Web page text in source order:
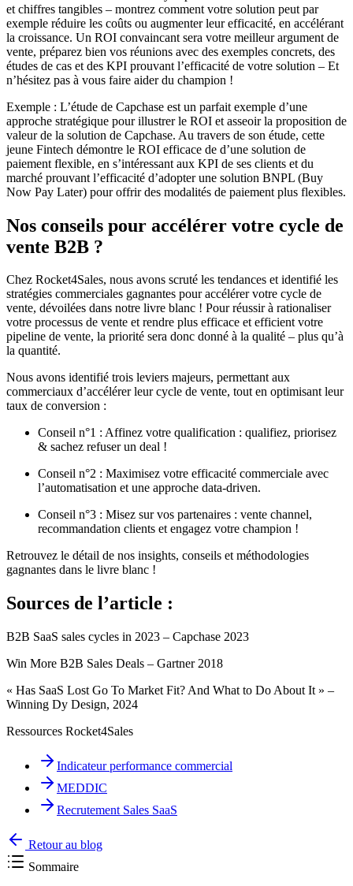
et chiffres tangibles – montrez comment votre solution peut par
exemple réduire les coûts ou augmenter leur efficacité, en accélérant
la croissance. Un ROI convaincant sera votre meilleur argument de
vente, préparez bien vos réunions avec des exemples concrets, des
études de cas et des KPI prouvant l’efficacité de votre solution – Et
n’hésitez pas à vous faire aider du champion !
Exemple : L’étude de Capchase est un parfait exemple d’une
approche stratégique pour illustrer le ROI et asseoir la proposition de
valeur de la solution de Capchase. Au travers de son étude, cette
jeune Fintech démontre le ROI efficace de d’une solution de
paiement flexible, en s’intéressant aux KPI de ses clients et du
marché prouvant l’efficacité d’adopter une solution BNPL (Buy
Now Pay Later) pour offrir des modalités de paiement plus flexibles.
Nos conseils pour accélérer votre cycle de
vente B2B ?
Chez Rocket4Sales, nous avons scruté les tendances et identifié les
stratégies commerciales gagnantes pour accélérer votre cycle de
vente, dévoilées dans notre livre blanc ! Pour réussir à rationaliser
votre processus de vente et rendre plus efficace et efficient votre
pipeline de vente, la priorité sera donc donné à la qualité – plus qu’à
la quantité.
Nous avons identifié trois leviers majeurs, permettant aux
commerciaux d’accélérer leur cycle de vente, tout en optimisant leur
taux de conversion :
Conseil n°1 : Affinez votre qualification : qualifiez, priorisez
& sachez refuser un deal !
Conseil n°2 : Maximisez votre efficacité commerciale avec
l’automatisation et une approche data-driven.
Conseil n°3 : Misez sur vos partenaires : vente channel,
recommandation clients et engagez votre champion !
Retrouvez le détail de nos insights, conseils et méthodologies
gagnantes dans le livre blanc !
Sources de l’article :
B2B SaaS sales cycles in 2023 – Capchase 2023
Win More B2B Sales Deals – Gartner 2018
« Has SaaS Lost Go To Market Fit? And What to Do About It » –
Winning Dy Design, 2024
Ressources Rocket4Sales
Indicateur performance commercial
MEDDIC
Recrutement Sales SaaS
Retour au blog
Sommaire